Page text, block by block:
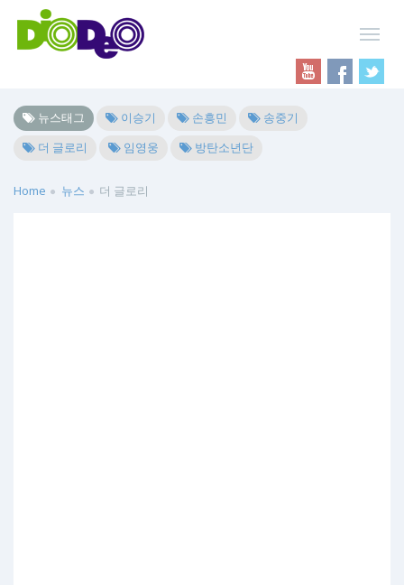
뉴스태그 이승기 손흥민
송중기
더 글로리
임영웅 방탄소년단
Home 뉴스 더 글로리